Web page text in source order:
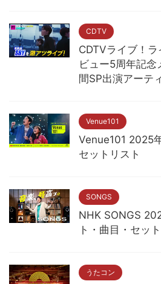
CDTV
CDTVライブ！
ビュー5周年記
間SP出演アーテ
Venue101
Venue101 2025
セットリスト
SONGS
NHK SONGS
ト・曲目・セッ
うたコン